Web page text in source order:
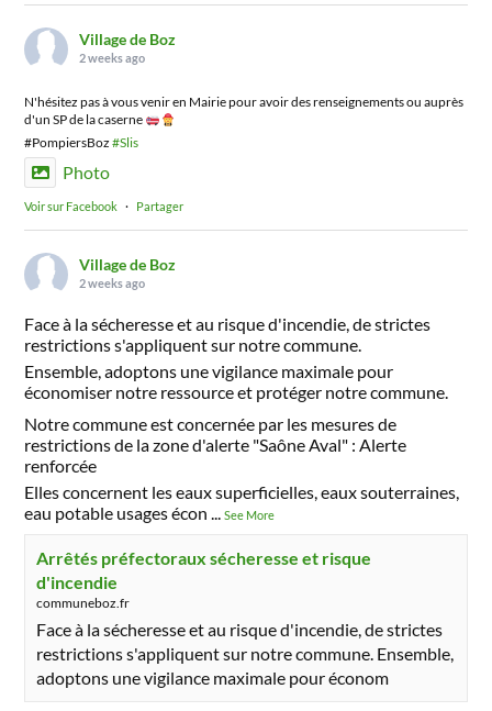
Village de Boz
2 weeks ago
N'hésitez pas à vous venir en Mairie pour avoir des renseignements ou auprès
d'un SP de la caserne
#PompiersBoz#Slis
Photo
Voir sur Facebook · Partager
Village de Boz
2 weeks ago
Face à la sécheresse et au risque d'incendie, de strictes
restrictions s'appliquent sur notre commune.
Ensemble, adoptons une vigilance maximale pour
économiser notre ressource et protéger notre commune.
Notre commune est concernée par les mesures de
restrictions de la zone d'alerte "Saône Aval" : Alerte
renforcée
Elles concernent les eaux superficielles, eaux souterraines,
eau potable usages écon ...See More
Arrêtés préfectoraux sécheresse et risque
d'incendie
communeboz.fr
Face à la sécheresse et au risque d'incendie, de strictes
restrictions s'appliquent sur notre commune. Ensemble,
adoptons une vigilance maximale pour économ